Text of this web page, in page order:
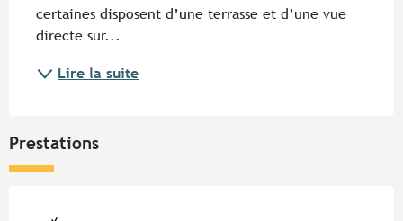
certaines disposent d’une terrasse et d’une vue
directe sur...
Lire la suite
Prestations